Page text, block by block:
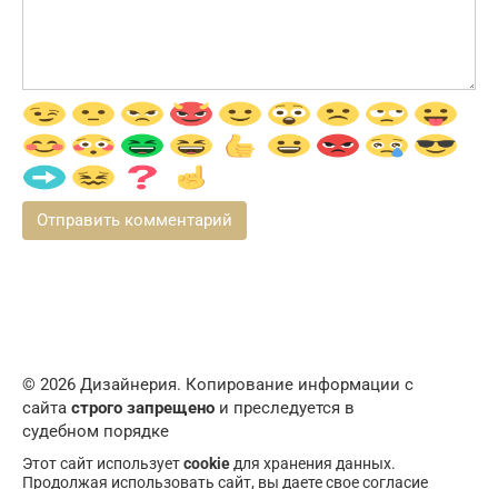
© 2026 Дизайнерия. Копирование информации с
сайта строго запрещено и преследуется в
судебном порядке
Этот сайт используетcookie для хранения данных.
Продолжая использовать сайт, вы даете свое согласие